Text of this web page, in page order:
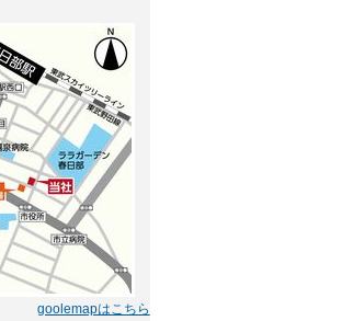
goolemapはこちら